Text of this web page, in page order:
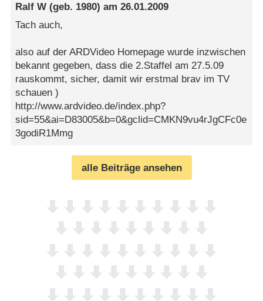
Ralf W (geb. 1980) am26.01.2009
Tach auch,
also auf der ARDVideo Homepage wurde inzwischen
bekannt gegeben, dass die 2.Staffel am 27.5.09
rauskommt, sicher, damit wir erstmal brav im TV
schauen )
http://www.ardvideo.de/index.php?
sid=55&ai=D83005&b=0&gclid=CMKN9vu4rJgCFc0e
3godiR1Mmg
alle Beiträge ansehen